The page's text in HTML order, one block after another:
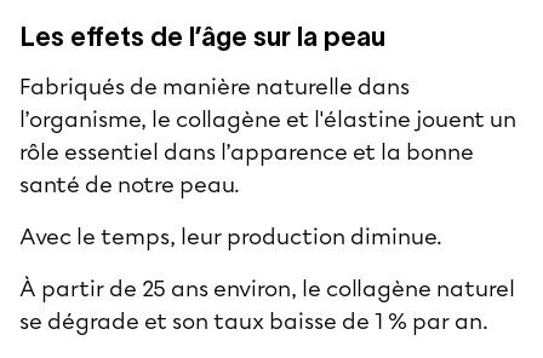
Les effets de l’âge sur la peau
Fabriqués de manière naturelle dans
l’organisme, le collagène et l'élastine jouent un
rôle essentiel dans l’apparence et la bonne
santé de notre peau.
Avec le temps, leur production diminue.
À partir de 25 ans environ, le collagène naturel
se dégrade et son taux baisse de 1 % par an.